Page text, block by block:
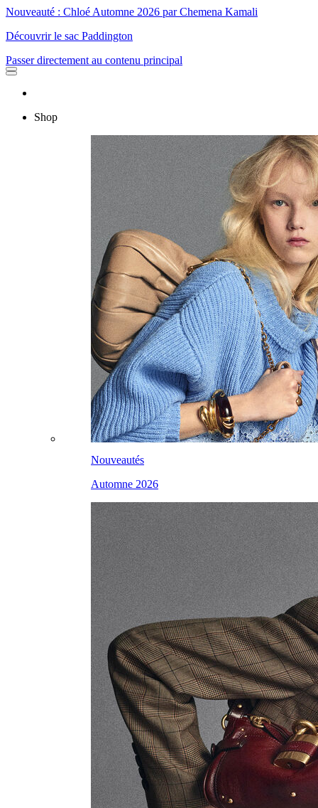
Nouveauté : Chloé Automne 2026 par Chemena Kamali
Découvrir le sac Paddington
Passer directement au contenu principal
Shop
Nouveautés
Automne 2026